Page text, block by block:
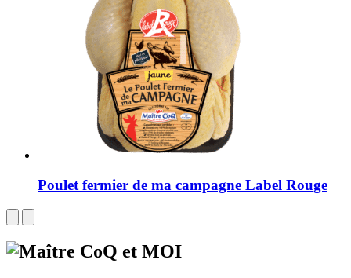
Poulet fermier de ma campagne Label Rouge